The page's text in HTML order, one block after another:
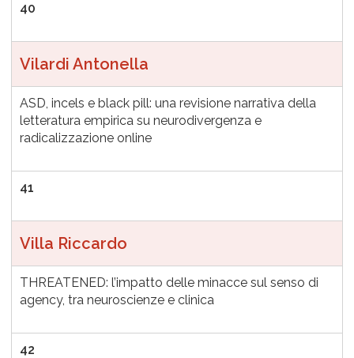
40
Vilardi Antonella
ASD, incels e black pill: una revisione narrativa della
letteratura empirica su neurodivergenza e
radicalizzazione online
41
Villa Riccardo
THREATENED: l’impatto delle minacce sul senso di
agency, tra neuroscienze e clinica
42